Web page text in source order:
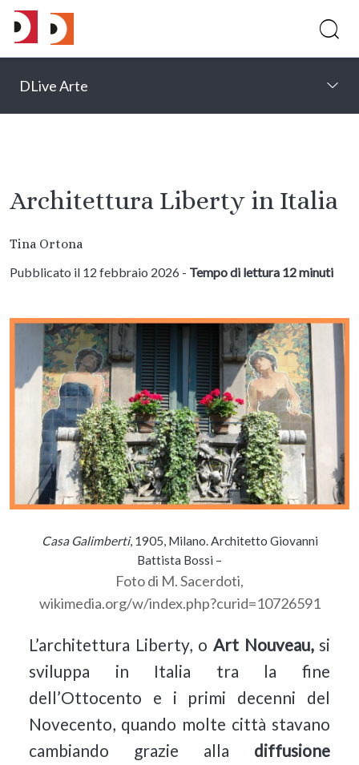
DLive Arte
Architettura Liberty in Italia
Tina Ortona
Pubblicato il 12 febbraio 2026 - Tempo di lettura 12 minuti
Casa Galimberti, 1905, Milano. Architetto Giovanni
Battista Bossi –
Foto di M. Sacerdoti,
wikimedia.org/w/index.php?curid=10726591
L’architettura Liberty, o Art Nouveau,si
sviluppa in Italia tra la fine
dell’Ottocento e i primi decenni del
Novecento, quando molte città stavano
cambiando grazie alla diffusione